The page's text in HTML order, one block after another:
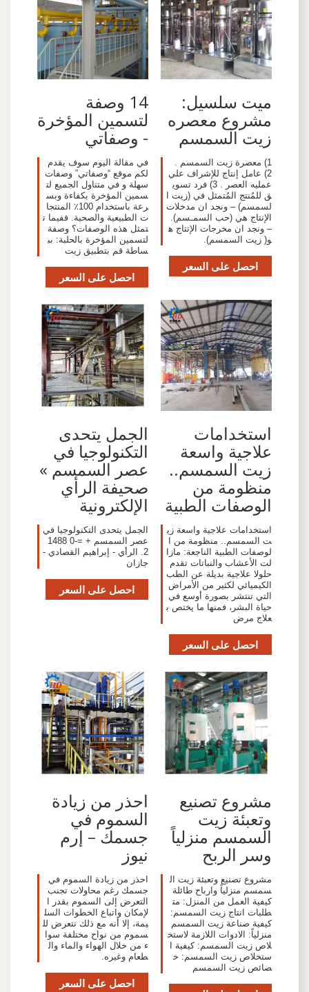
ميت سلسيل:
مشروع معصره
زيت السمسم
1) معصرة زيت السمسم .
2) عامل إنتاج للإشراف علي
عمليه العصر . 3) فرد تسوي
ق للمُنتج المُتمثل في (زيت ا
لسمسم) – ونجد ان مدخلات
الإنتاج هي (حب السمـسم).
– ونجد ان مخرجات الإنتاج ه
و( زيت السمسم).
احصل على السعر
14 وصفة
لتسمين المؤخرة
- وصفاتي
في مقالة اليوم سوف يقدم
لكم موقع “وصفاتي” وصفات
سهلة و في متناول الجميع لت
سمين المؤخرة بكفاءة وبس
رعة باستخدام 100٪ المنتجا
ت الطبيعية والصحية. ففيما ت
تمثل هذه الوصفات؟ وصفة
لتسمين المؤخرة بالحلبة: بب
ساطة قم بتطبيق زيت
احصل على السعر
استخدامات
علاجية واسعة
زيت السمسم..
منظومة من
الوصفات الطبية
استخدامات علاجية واسعة زي
ت السمسم.. منظومة من ا
لوصفات الطبية الناجعة: مازا
لت الأعشاب والنباتات تقدم
حلولا علاجية بديلة عن الطب
الكيميائي لكثير من الأمراض
التي تنتشر بصورة أوسع في
حياة البشر، فمنها ما يختص ب
علاج مرض
احصل على السعر
الجمل يتحدى
التكنولوجيا في
عصر السمسم »
صحيفة الرأي
الإلكترونية
الجمل يتحدى التكنولوجيا في
عصر السمسم + =-0 1488
2. الرأي - إبراهيم القصادي -
جازان
احصل على السعر
مشروع تصنيع
وتعبئة زيت
السمسم منزلياً
وسر الربح
مشروع تصنيع وتعبئة زيت ال
سمسم منزلياً وارباح طائلة
كيفية العمل من المنزل: مت
طلبات انتاج زيت السمسم:
كيفية صناعة زيت السمسم
منزلياً: الادوات اللازمة لاستخ
لاص زيت السمسم: كيفية ا
ستخلاص زيت السمسم: خ
صائص زيت السمسم
احذر من زيادة
السموم في
جسمك – إرم
نيوز
احذر من زيادة السموم في
جسمك رغم محاولات تجنب
التعرض إلى السموم بقدر ا
لإمكان واتباع الخطوات السل
يمة، إلا أنه مع ذلك نتعرض لل
سموم من نواح مختلفة سوا
ء من خلال الهواء والماء وال
طعام وغيره.
احصل على السعر